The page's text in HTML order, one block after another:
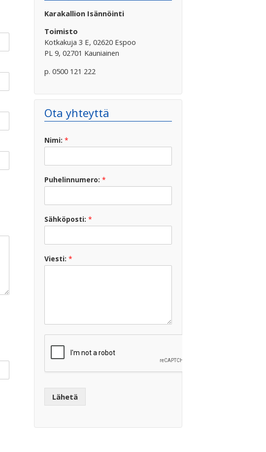
Karakallion Isännöinti
Toimisto
Kotkakuja 3 E, 02620 Espoo
PL 9, 02701 Kauniainen
p. 0500 121 222
Ota yhteyttä
Nimi: *
Puhelinnumero: *
Sähköposti: *
Viesti: *
Lähetä